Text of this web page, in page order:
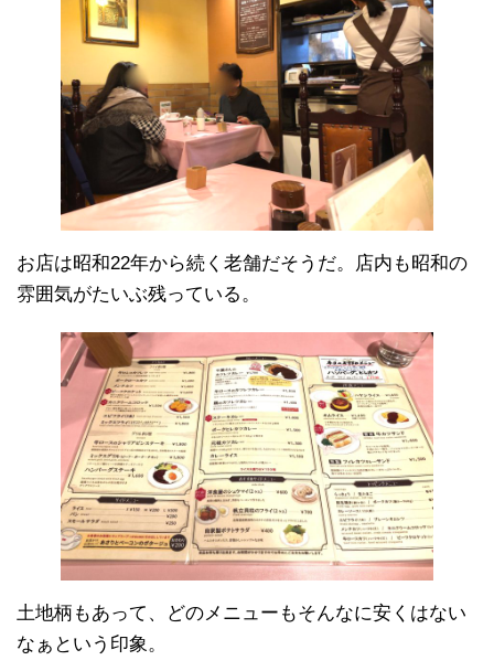
お店は昭和22年から続く老舗だそうだ。店内も昭和の
雰囲気がたいぶ残っている。
土地柄もあって、どのメニューもそんなに安くはない
なぁという印象。